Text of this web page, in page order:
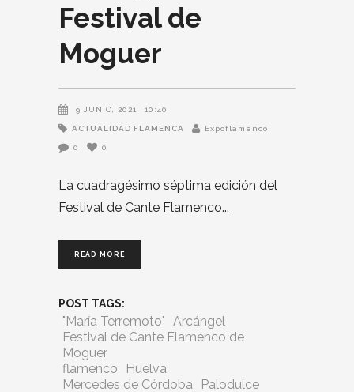
Festival de
Moguer
9 JUNIO, 2021 10:40
ACTUALIDAD FLAMENCA Expoflamenco
0 0
La cuadragésimo séptima edición del
Festival de Cante Flamenco
READ MORE
POST TAGS:
"María Terremoto" Arcángel
Festival de Cante Flamenco de
Moguer
flamenco
Huelva
Mercedes de Córdoba
Palodulce